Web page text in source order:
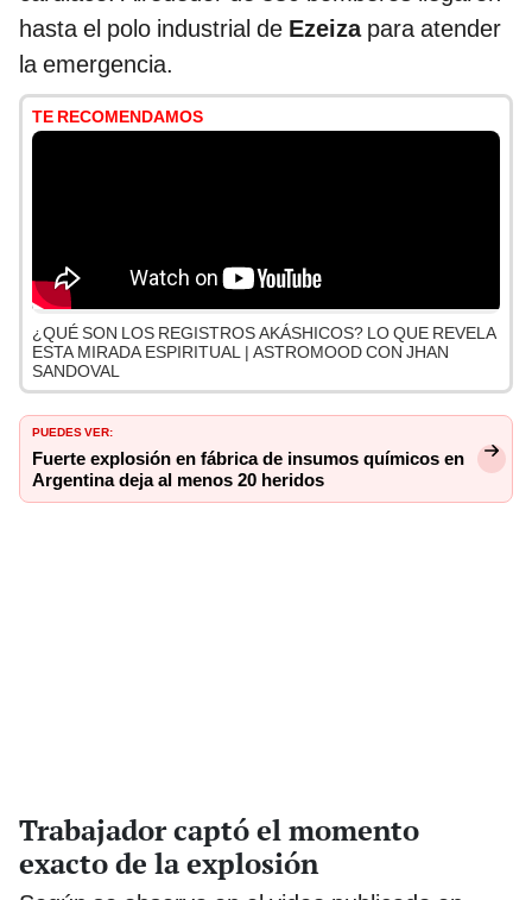
hasta el polo industrial de Ezeizapara atender
la emergencia.
TE RECOMENDAMOS
¿QUÉ SON LOS REGISTROS AKÁSHICOS? LO QUE REVELA
ESTA MIRADA ESPIRITUAL | ASTROMOOD CON JHAN
SANDOVAL
PUEDES VER:
Fuerte explosión en fábrica de insumos químicos en
Argentina deja al menos 20 heridos
Trabajador captó el momento
exacto de la explosión